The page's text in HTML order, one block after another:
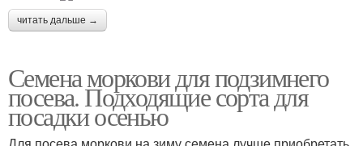
читать дальше →
Семена моркови для подзимнего
посева. Подходящие сорта для
посадки осенью